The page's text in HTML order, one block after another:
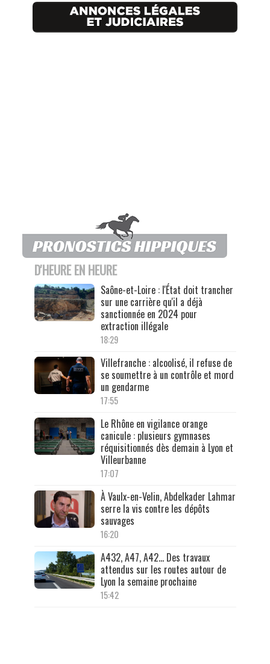
D'HEURE EN HEURE
Saône-et-Loire : l'État doit trancher
sur une carrière qu'il a déjà
sanctionnée en 2024 pour
extraction illégale
18:29
Villefranche : alcoolisé, il refuse de
se soumettre à un contrôle et mord
un gendarme
17:55
Le Rhône en vigilance orange
canicule : plusieurs gymnases
réquisitionnés dès demain à Lyon et
Villeurbanne
17:07
À Vaulx-en-Velin, Abdelkader Lahmar
serre la vis contre les dépôts
sauvages
16:20
A432, A47, A42… Des travaux
attendus sur les routes autour de
Lyon la semaine prochaine
15:42